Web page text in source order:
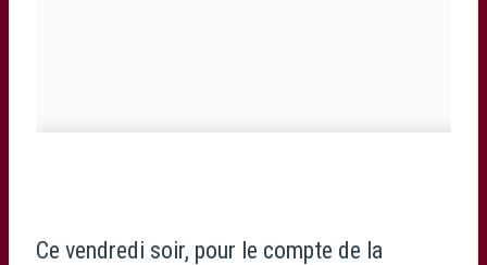
Ce vendredi soir, pour le compte de la